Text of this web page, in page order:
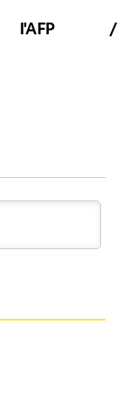
l'AFP /